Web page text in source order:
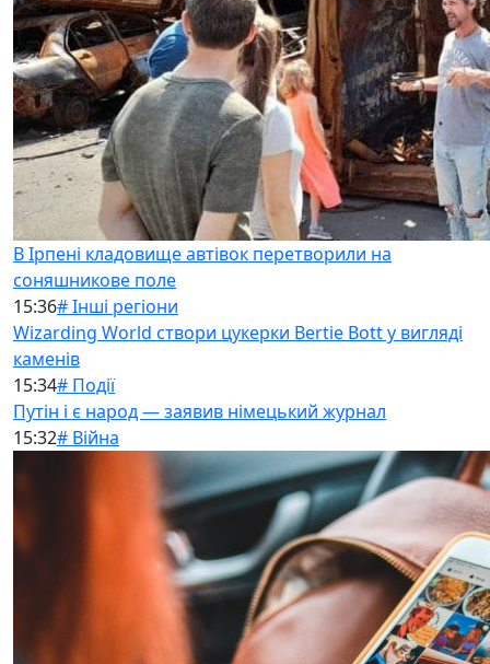
В Ірпені кладовище автівок перетворили на
соняшникове поле
15:36# Інші регіони
Wizarding World створи цукерки Bertie Bott у вигляді
каменів
15:34# Події
Путін і є народ — заявив німецький журнал
15:32# Війна